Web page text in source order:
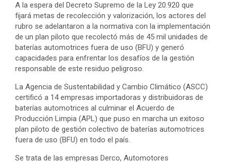
A la espera del Decreto Supremo de la Ley 20.920 que
fijará metas de recolección y valorización, los actores del
rubro se adelantaron a la normativa con la implementación
de un plan piloto que recolectó más de 45 mil unidades de
baterías automotrices fuera de uso (BFU) y generó
capacidades para enfrentar los desafíos de la gestión
responsable de este residuo peligroso.
La Agencia de Sustentabilidad y Cambio Climático (ASCC)
certificó a 14 empresas importadoras y distribuidoras de
baterías automotrices al culminar el Acuerdo de
Producción Limpia (APL) que puso en marcha un exitoso
plan piloto de gestión colectivo de baterías automotrices
fuera de uso (BFU) en todo el país.
Se trata de las empresas Derco, Automotores